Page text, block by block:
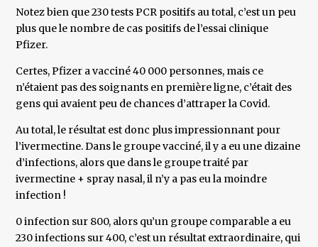
Notez bien que 230 tests PCR positifs au total, c’est un peu
plus que le nombre de cas positifs de l’essai clinique
Pfizer.
Certes, Pfizer a vacciné 40 000 personnes, mais ce
n’étaient pas des soignants en première ligne, c’était des
gens qui avaient peu de chances d’attraper la Covid.
Au total, le résultat est donc plus impressionnant pour
l’ivermectine. Dans le groupe vacciné, il y a eu une dizaine
d’infections, alors que dans le groupe traité par
ivermectine + spray nasal, il n’y a pas eu la moindre
infection !
0 infection sur 800, alors qu’un groupe comparable a eu
230 infections sur 400, c’est un résultat extraordinaire, qui